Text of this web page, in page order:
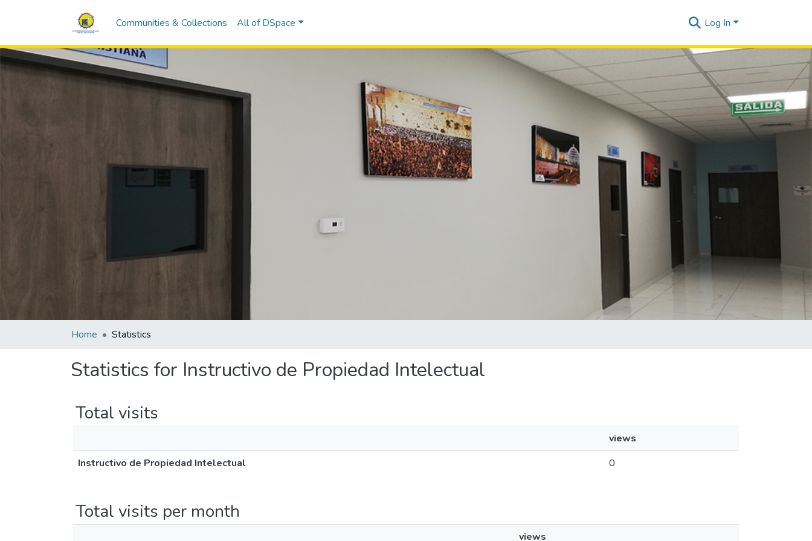
Communities & Collections All of DSpace Log In
Home Statistics
Statistics for Instructivo de Propiedad Intelectual
Total visits
views
Instructivo de Propiedad Intelectual
0
Total visits per month
views